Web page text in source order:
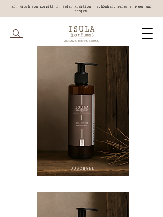
Ein Hauch von Korsika in jeder Kreation – Schönheit zwischen Meer und
Bergen.
DUSCHGEL